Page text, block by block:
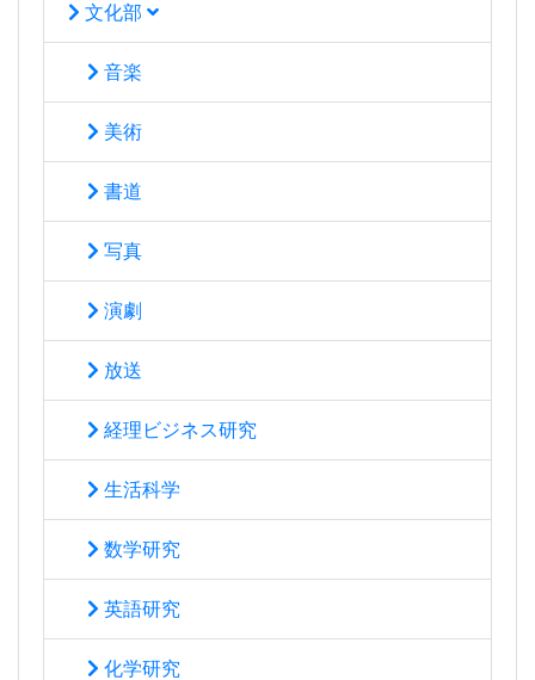
文化部
音楽
美術
書道
写真
演劇
放送
経理ビジネス研究
生活科学
数学研究
英語研究
化学研究